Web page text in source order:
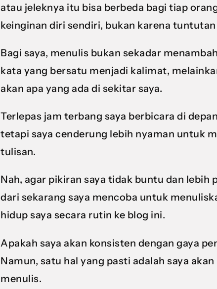
atau jeleknya itu bisa berbeda bagi tiap
keinginan diri sendiri, bukan karena
Bagi saya, menulis bukan sekadar
kata yang bersatu menjadi kalimat,
akan apa yang ada di sekitar saya.
Terlepas jam terbang saya berbicara di
tetapi saya cenderung lebih nyaman untuk
tulisan.
Nah, agar pikiran saya tidak buntu dan lebih
dari sekarang saya mencoba untuk
hidup saya secara rutin ke blog ini.
Apakah saya akan konsisten dengan gaya
Namun, satu hal yang pasti adalah saya
menulis.